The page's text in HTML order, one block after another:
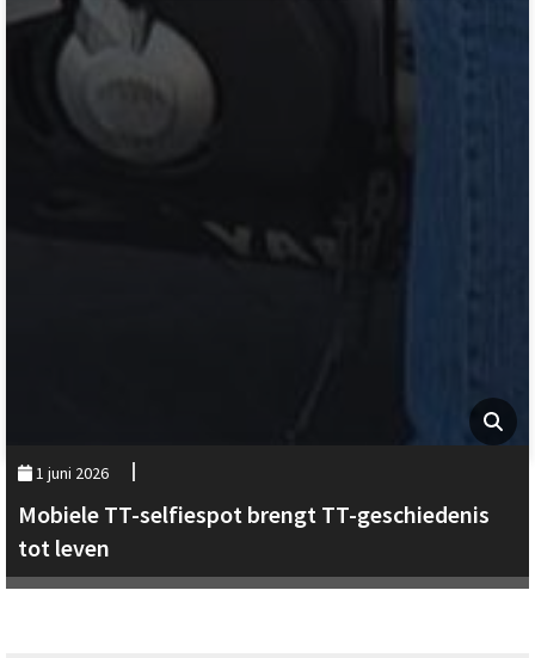
1 juni 2026
Mobiele TT-selfiespot brengt TT-geschiedenis
tot leven